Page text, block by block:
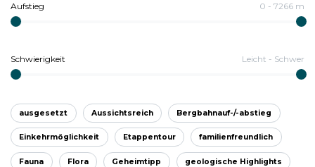
Aufstieg 0 - 7266 m
Schwierigkeit Leicht - Schwer
ausgesetzt Aussichtsreich Bergbahnauf-/-abstieg
Einkehrmöglichkeit Etappentour familienfreundlich
Fauna Flora Geheimtipp geologische Highlights